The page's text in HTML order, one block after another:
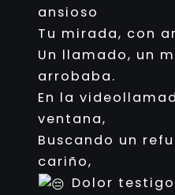
ansioso
Tu mirada, con
Un llamado, un
arrobaba.
En la
ventana,
Buscando un
cariño,
Dolor